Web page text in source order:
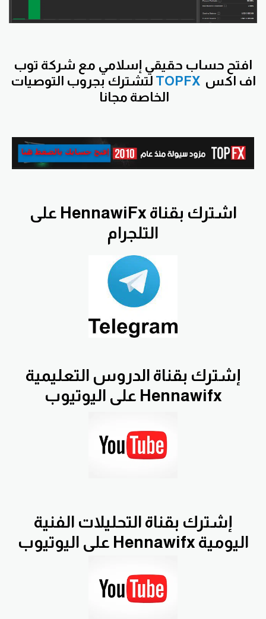
افتح حساب حقيقي إسلامي مع شركة توب
اف اكسTOPFX لتشترك بجروب التوصيات
الخاصة مجانا
اشترك بقناة HennawiFx على
التلجرام
إشترك بقناة الدروس التعليمية
Hennawifx على اليوتيوب
إشترك بقناة التحليلات الفنية
اليومية Hennawifx على اليوتيوب